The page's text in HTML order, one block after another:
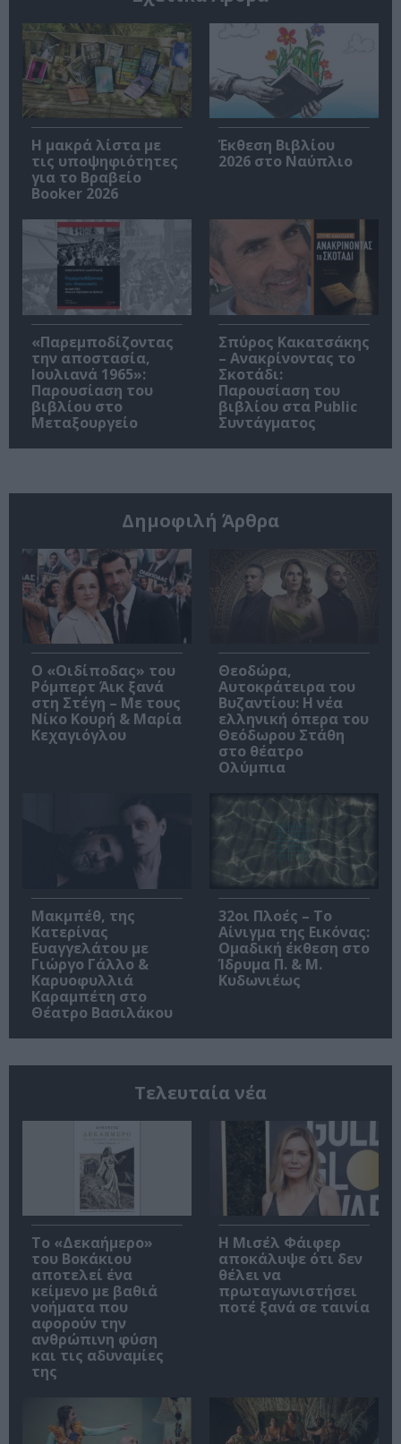
Η μακρά λίστα με
τις υποψηφιότητες
για το Βραβείο
Booker 2026
Έκθεση Βιβλίου
2026 στο Ναύπλιο
«Παρεμποδίζοντας
την αποστασία,
Ιουλιανά 1965»:
Παρουσίαση του
βιβλίου στο
Μεταξουργείο
Σπύρος Κακατσάκης
– Ανακρίνοντας το
Σκοτάδι:
Παρουσίαση του
βιβλίου στα Public
Συντάγματος
Δημοφιλή Άρθρα
O «Οιδίποδας» του
Ρόμπερτ Άικ ξανά
στη Στέγη – Με τους
Νίκο Κουρή & Μαρία
Κεχαγιόγλου
Θεοδώρα,
Αυτοκράτειρα του
Βυζαντίου: Η νέα
ελληνική όπερα του
Θεόδωρου Στάθη
στο θέατρο
Ολύμπια
Μακμπέθ, της
Κατερίνας
Ευαγγελάτου με
Γιώργο Γάλλο &
Καρυοφυλλιά
Καραμπέτη στο
Θέατρο Βασιλάκου
32οι Πλοές – Το
Αίνιγμα της Εικόνας:
Ομαδική έκθεση στο
Ίδρυμα Π. & Μ.
Κυδωνιέως
Τελευταία νέα
Το «Δεκαήμερο»
του Βοκάκιου
αποτελεί ένα
κείμενο με βαθιά
νοήματα που
αφορούν την
ανθρώπινη φύση
και τις αδυναμίες
της
Η Μισέλ Φάιφερ
αποκάλυψε ότι δεν
θέλει να
πρωταγωνιστήσει
ποτέ ξανά σε ταινία